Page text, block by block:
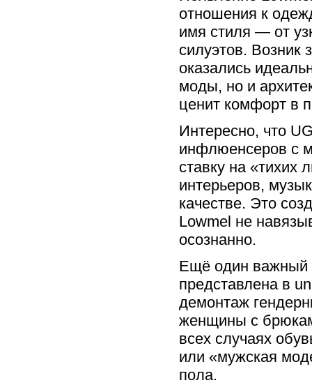
отношения к
имя стиля — от
силуэтов. Возник
оказались
моды, но и
ценит комфорт в
Интересно, что
инфлюенсеров с
ставку на «тихих
интерьеров,
качестве. Это
Lowmel не
осознанно.
Ещё один важный
представлена в
демонтаж
женщины с
всех случаях
или «мужская
пола.